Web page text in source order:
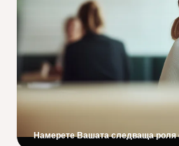
Търсим страстни хора, които да
да оформят следващата глава от
успеха. Разгледайте
внесете идеите си в една
бъдещето компания. При нас
състои само в това какво можете
това колко далеч искате да
Намерете Вашата следваща роля